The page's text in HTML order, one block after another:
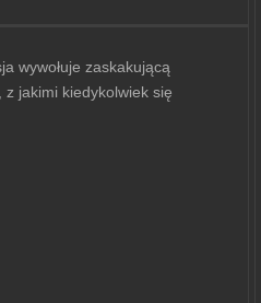
wywołuje zaskakującą
jakimi kiedykolwiek się